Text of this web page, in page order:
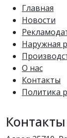
Главная
Новости
Наружная
О нас
Контакты
Политика
Контакты